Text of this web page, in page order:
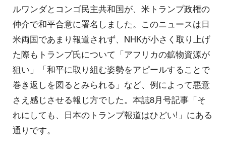
ルワンダとコンゴ民主共和国が、米トランプ政権の
仲介で和平合意に署名しました。このニュースは日
米両国であまり報道されず、NHKが小さく取り上げ
た際もトランプ氏について「アフリカの鉱物資源が
狙い」「和平に取り組む姿勢をアピールすることで
巻き返しを図るとみられる」など、例によって悪意
さえ感じさせる報じ方でした。本誌8月号記事「そ
れにしても、日本のトランプ報道はひどい!」にある
通りです。